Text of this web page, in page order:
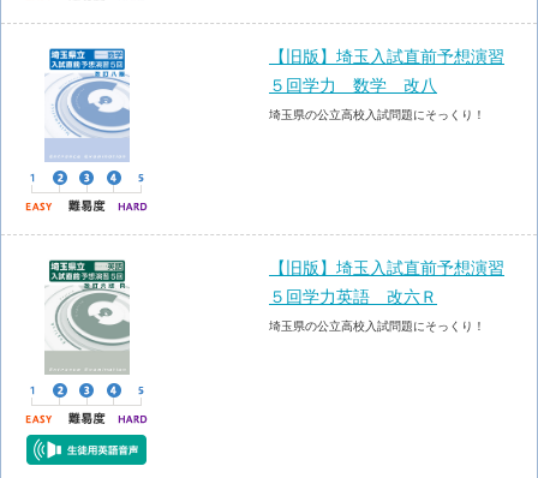
【旧版】埼玉入試直前予想演習
５回学力 数学 改八
埼玉県の公立高校入試問題にそっくり！
【旧版】埼玉入試直前予想演習
５回学力英語 改六Ｒ
埼玉県の公立高校入試問題にそっくり！